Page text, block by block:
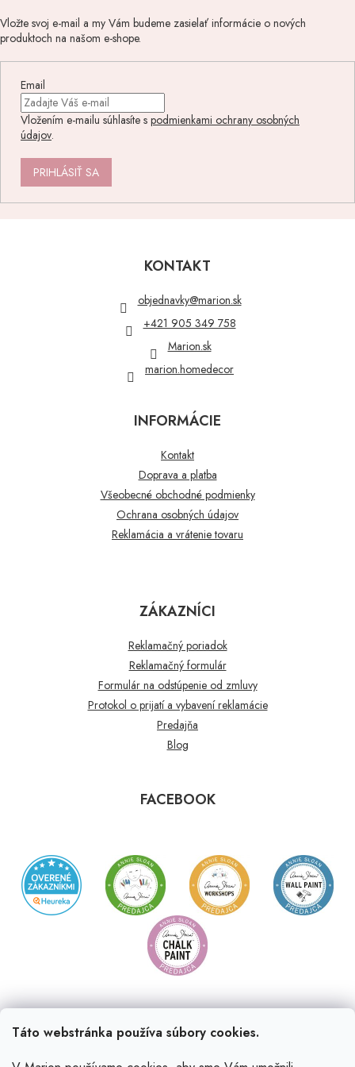
Táto webstránka používa súbory cookies.
Vložte svoj e-mail a my Vám budeme zasielať informácie o nových
produktoch na našom e-shope.
Email
Vložením e-mailu súhlasíte s podmienkami ochrany osobných
údajov.
PRIHLÁSIŤ SA
KONTAKT
objednavky@marion.sk
+421 905 349 758
Marion.sk
marion.homedecor
INFORMÁCIE
Kontakt
Doprava a platba
Všeobecné obchodné podmienky
Ochrana osobných údajov
Reklamácia a vrátenie tovaru
ZÁKAZNÍCI
Reklamačný poriadok
Reklamačný formulár
Formulár na odstúpenie od zmluvy
Protokol o prijatí a vybavení reklamácie
Predajňa
Blog
FACEBOOK